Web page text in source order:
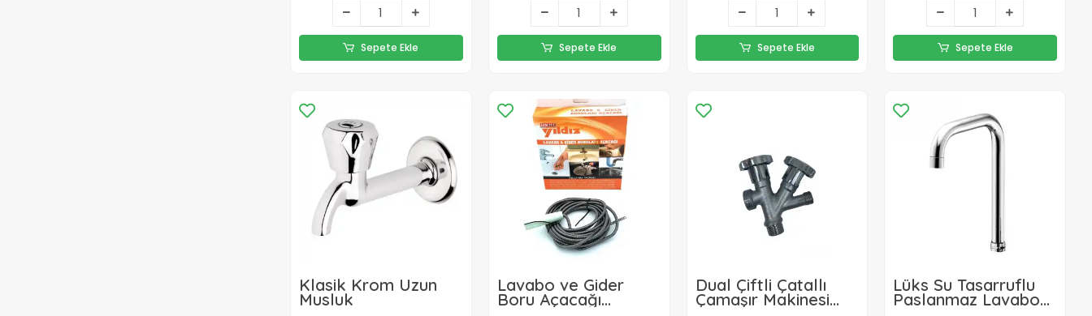
Sepete Ekle Sepete Ekle Sepete Ekle Sepete Ekle
Klasik Krom Uzun
Musluk
Lavabo ve Gider
Boru Açacağı
Dual Çiftli Çatallı
Çamaşır Makinesi
Lüks Su Tasarruflu
Paslanmaz Lavabo